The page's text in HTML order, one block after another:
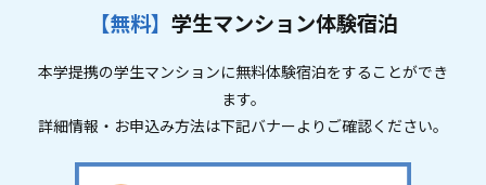
【無料】 学生マンション体験宿泊
本学提携の学生マンションに無料体験宿泊をすることができ
ます。
詳細情報・お申込み方法は下記バナーよりご確認ください。